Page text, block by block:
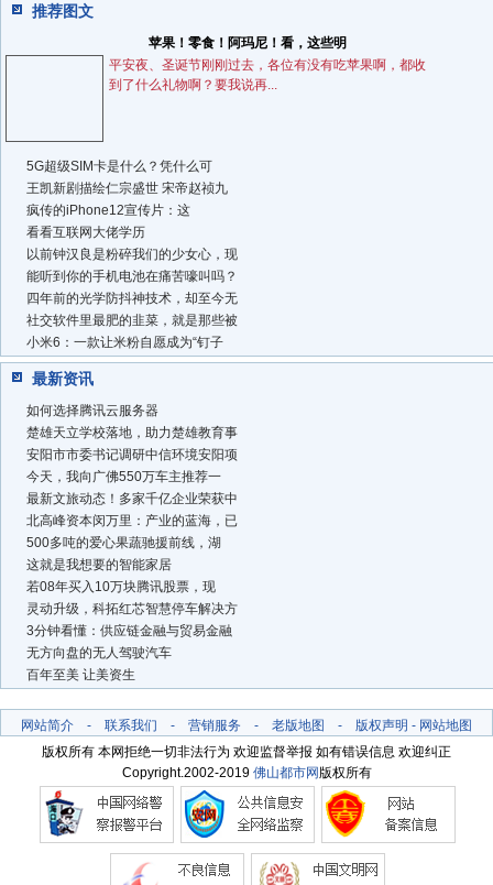
推荐图文
苹果！零食！阿玛尼！看，这些明
平安夜、圣诞节刚刚过去，各位有没有吃苹果啊，都收
到了什么礼物啊？要我说再...
5G超级SIM卡是什么？凭什么可
王凯新剧描绘仁宗盛世 宋帝赵祯九
疯传的iPhone12宣传片：这
看看互联网大佬学历
以前钟汉良是粉碎我们的少女心，现
能听到你的手机电池在痛苦嚎叫吗？
四年前的光学防抖神技术，却至今无
社交软件里最肥的韭菜，就是那些被
小米6：一款让米粉自愿成为“钉子
最新资讯
如何选择腾讯云服务器
楚雄天立学校落地，助力楚雄教育事
安阳市市委书记调研中信环境安阳项
今天，我向广佛550万车主推荐一
最新文旅动态！多家千亿企业荣获中
北高峰资本闵万里：产业的蓝海，已
500多吨的爱心果蔬驰援前线，湖
这就是我想要的智能家居
若08年买入10万块腾讯股票，现
灵动升级，科拓红芯智慧停车解决方
3分钟看懂：供应链金融与贸易金融
无方向盘的无人驾驶汽车
百年至美 让美资生
网站简介 - 联系我们 - 营销服务 - 老版地图 - 版权声明 - 网站地图
版权所有 本网拒绝一切非法行为 欢迎监督举报 如有错误信息 欢迎纠正
Copyright.2002-2019 佛山都市网版权所有